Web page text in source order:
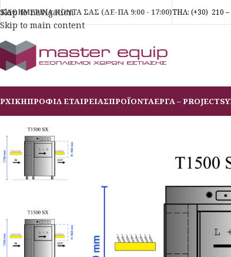
Skip to navigation
Skip to main content
ΚΑΘΗΜΕΡΙΝΑ ΚΟΝΤΑ ΣΑΣ (ΔΕ-ΠΑ 9:00 - 17:00)ΤΗΛ: (+30) 210
ΠΡΟΦΙΛ ΕΤΑΙΡΕΙΑΣΠΡΟΪΟΝΤΑΕΡΓΑ – PROJECTS